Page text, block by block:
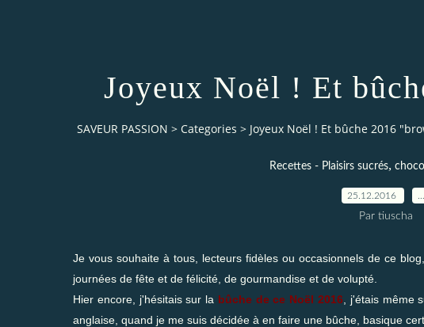
Joyeux Noël ! Et
SAVEUR PASSION > Categories > Joyeux Noël ! Et bûche 2016
Recettes - Plaisirs sucrés,
25.12.2016
Par tiuscha
Je vous souhaite à tous, lecteurs fidèles ou occasionnels de ce
journées de fête et de félicité, de gourmandise et de volupté.
Hier encore, j'hésitais sur la bûche de ce Noël 2016 , j'étais même
anglaise, quand je me suis décidée à en faire une bûche, basique